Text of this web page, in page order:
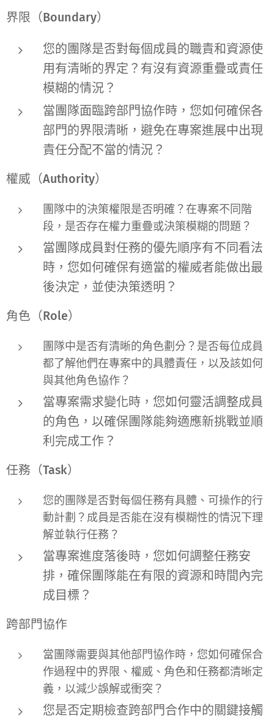
界限（Boundary）
您的團隊是否對每個成員的職責和資源使
用有清晰的界定？有沒有資源重疊或責任
模糊的情況？
當團隊面臨跨部門協作時，您如何確保各
部門的界限清晰，避免在專案進展中出現
責任分配不當的情況？
權威（Authority）
團隊中的決策權限是否明確？在專案不同階
段，是否存在權力重疊或決策模糊的問題？
當團隊成員對任務的優先順序有不同看法
時，您如何確保有適當的權威者能做出最
後決定，並使決策透明？
角色（Role）
團隊中是否有清晰的角色劃分？是否每位成員
都了解他們在專案中的具體責任，以及該如何
與其他角色協作？
當專案需求變化時，您如何靈活調整成員
的角色，以確保團隊能夠適應新挑戰並順
利完成工作？
任務（Task）
您的團隊是否對每個任務有具體、可操作的行
動計劃？成員是否能在沒有模糊性的情況下理
解並執行任務？
當專案進度落後時，您如何調整任務安
排，確保團隊能在有限的資源和時間內完
成目標？
跨部門協作
當團隊需要與其他部門協作時，您如何確保合
作過程中的界限、權威、角色和任務都清晰定
義，以減少誤解或衝突？
您是否定期檢查跨部門合作中的關鍵接觸